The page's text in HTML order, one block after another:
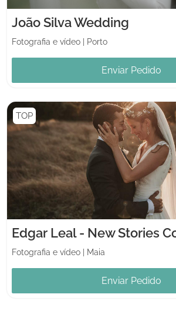
João Silva Wedding
Fotografia e vídeo Porto
Enviar Pedido
TOP
Edgar Leal - New Stories
Fotografia e vídeo Maia
Enviar Pedido